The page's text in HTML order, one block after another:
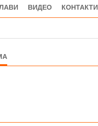
ВИДЕО КОНТАКТИ